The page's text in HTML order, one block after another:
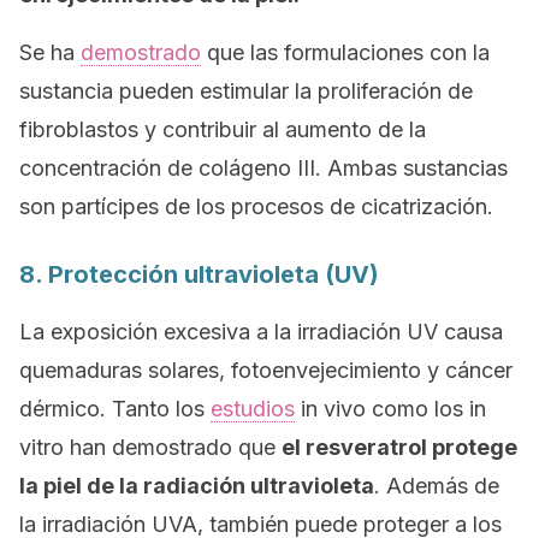
Se ha demostrado que las formulaciones con la
sustancia pueden estimular la proliferación de
fibroblastos y contribuir al aumento de la
concentración de colágeno III. Ambas sustancias
son partícipes de los procesos de cicatrización.
8. Protección ultravioleta (UV)
La exposición excesiva a la irradiación UV causa
quemaduras solares, fotoenvejecimiento y cáncer
dérmico. Tanto los estudios in vivo como los in
vitro han demostrado que el resveratrol protege
la piel de la radiación ultravioleta. Además de
la irradiación UVA, también puede proteger a los